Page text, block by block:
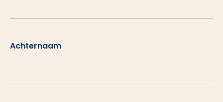
Achternaam